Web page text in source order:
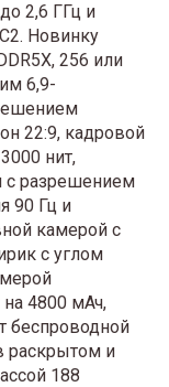
2,6 ГГц и
Новинку
256 или
6,9-
22:9, кадровой
нит,
разрешением
90 Гц и
камерой с
с углом
4800 мАч,
беспроводной
раскрытом и
188